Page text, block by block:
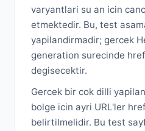
varyantlari su an icin
etmektedir. Bu, test
yapilandirmadir; gercek
generation surecinde
degisecektir.
Gercek bir cok dilli
bolge icin ayri URL'ler
belirtilmelidir. Bu test